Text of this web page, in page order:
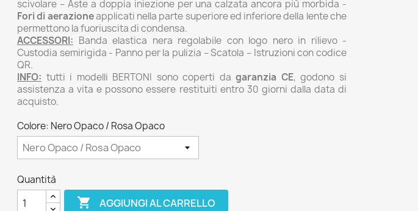
scivolare – Aste a doppia iniezione per una calzata ancora più morbida -
Fori di aerazioneapplicati nella parte superiore ed inferiore della lente che
permettono la fuoriuscita di condensa.
ACCESSORI: Banda elastica nera regolabile con logo nero in rilievo -
Custodia semirigida - Panno per la pulizia – Scatola – Istruzioni con codice
QR.
INFO: tutti i modelli BERTONI sono coperti dagaranzia CE, godono si
assistenza a vita e possono essere restituiti entro 30 giorni dalla data di
acquisto.
Colore: Nero Opaco / Rosa Opaco
Quantità
 AGGIUNGI AL CARRELLO